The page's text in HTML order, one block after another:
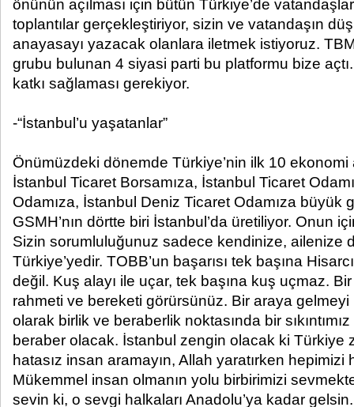
önünün açılması için bütün Türkiye’de
toplantılar gerçekleştiriyor, sizin ve vatandaşın
anayasayı yazacak olanlara iletmek istiyoruz.
grubu bulunan 4 siyasi parti bu platformu bize
katkı sağlaması gerekiyor.
-“İstanbul’u yaşatanlar”
Önümüzdeki dönemde Türkiye’nin ilk 10 ekonomi
İstanbul Ticaret Borsamıza, İstanbul Ticaret
Odamıza, İstanbul Deniz Ticaret Odamıza büyük
GSMH’nın dörtte biri İstanbul’da üretiliyor. Onun
Sizin sorumluluğunuz sadece kendinize, ailenize
Türkiye’yedir. TOBB’un başarısı tek başına
değil. Kuş alayı ile uçar, tek başına kuş uçmaz.
rahmeti ve bereketi görürsünüz. Bir araya gelmeyi
olarak birlik ve beraberlik noktasında bir
beraber olacak. İstanbul zengin olacak ki Türkiye
hatasız insan aramayın, Allah yaratırken hepimizi
Mükemmel insan olmanın yolu birbirimizi
sevin ki, o sevgi halkaları Anadolu’ya kadar gelsin.